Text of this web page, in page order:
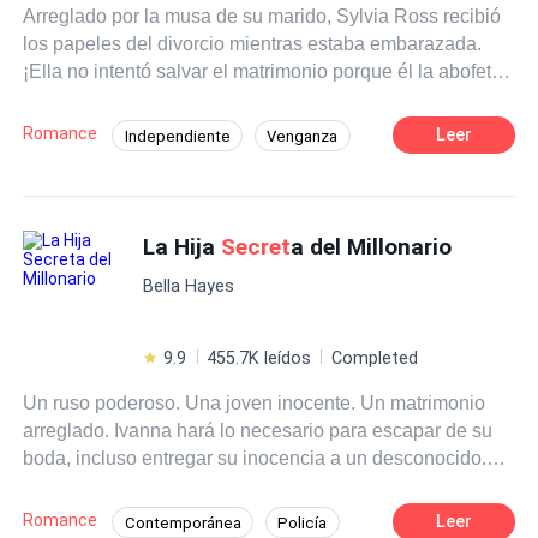
Arreglado por la musa de su marido, Sylvia Ross recibió
los papeles del divorcio mientras estaba embarazada.
¡Ella no intentó salvar el matrimonio porque él la abofeteo
hijo!“Odell Carter, ¿nunca me amaste en absoluto durante
todo estos años?” ella preguntó.Su respuesta fue
fuego. Regresó a la ciudad de Westchester con la hija,
cuya existencia mantuvo en
encontrarse nuevamente con ella, Odell trató de forzarse
pudo reírse. "Lo siento, ese barco ya zarpó".
Romance Independiente Venganza
Matrimonio por Contrato
Leer
La Hija Secreta del Millonario
Bella Hayes
9.9 455.7K leídos Completed
Un ruso poderoso. Una joven inocente. Un matrimonio
arreglado. Ivanna hará lo necesario para escapar de su
boda, incluso entregar su inocencia a un desconocido.
vida, sin saber que lleva en su vientre a la hija del
Romance Contemporánea Policía Leer